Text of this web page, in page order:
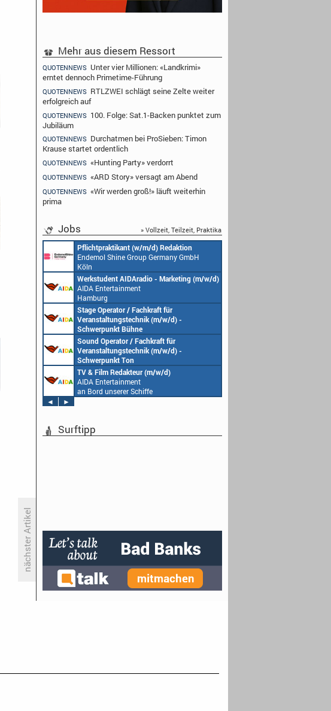
nächster Artikel
Mehr aus diesem Ressort
QUOTENNEWS Unter vier Millionen: «Landkrimi»
erntet dennoch Primetime-Führung
QUOTENNEWS RTLZWEI schlägt seine Zelte weiter
erfolgreich auf
QUOTENNEWS 100. Folge: Sat.1-Backen punktet zum
Jubiläum
QUOTENNEWS Durchatmen bei ProSieben: Timon
Krause startet ordentlich
QUOTENNEWS «Hunting Party» verdorrt
QUOTENNEWS «ARD Story» versagt am Abend
QUOTENNEWS «Wir werden groß!» läuft weiterhin
prima
Jobs » Vollzeit, Teilzeit, Praktika
Pflichtpraktikant (w/m/d) Redaktion
Endemol Shine Group Germany GmbH
Köln
Werkstudent AIDAradio - Marketing (m/w/d)
AIDA Entertainment
Hamburg
Stage Operator / Fachkraft für
Veranstaltungstechnik (m/w/d) -
Schwerpunkt Bühne
AIDA Entertainment
an Bord unserer Schiffe
Sound Operator / Fachkraft für
Veranstaltungstechnik (m/w/d) -
Schwerpunkt Ton
AIDA Entertainment
an Bord unserer Schiffe
TV & Film Redakteur (m/w/d)
AIDA Entertainment
an Bord unserer Schiffe
◄
►
Surftipp